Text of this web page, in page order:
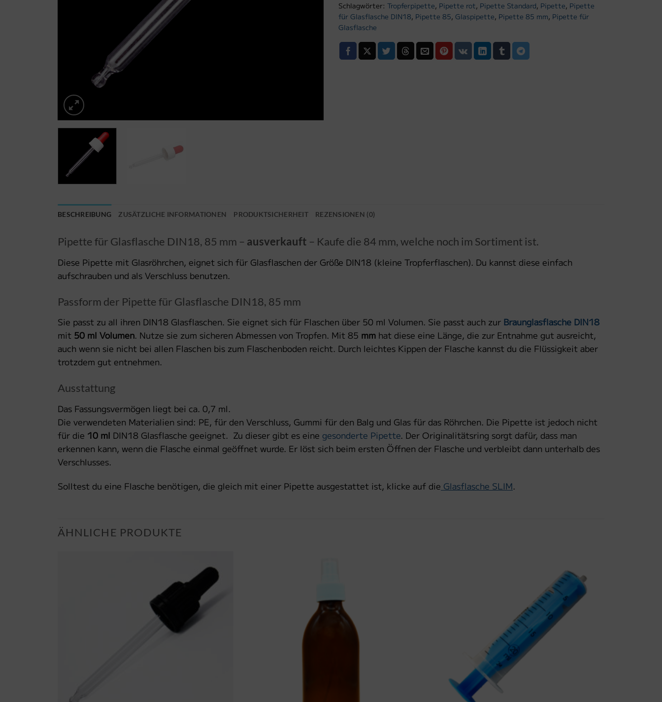
Schlagwörter: Tropferpipette, Pipette rot, Pipette Standard, Pipette, Pipette
für Glasflasche DIN18, Pipette 85, Glaspipette, Pipette 85 mm, Pipette für
Glasflasche
BESCHREIBUNG ZUSÄTZLICHE INFORMATIONEN PRODUKTSICHERHEIT REZENSIONEN (0)
Pipette für Glasflasche DIN18, 85 mm – ausverkauft – Kaufe die 84 mm, welche noch im Sortiment ist.
Diese Pipette mit Glasröhrchen, eignet sich für Glasflaschen der Größe DIN18 (kleine Tropferflaschen). Du kannst diese einfach
aufschrauben und als Verschluss benutzen.
Passform der Pipette für Glasflasche DIN18, 85 mm
Sie passt zu all ihren DIN18 Glasflaschen. Sie eignet sich für Flaschen über 50 ml Volumen. Sie passt auch zur Braunglasflasche DIN18
mit 50 ml Volumen. Nutze sie zum sicheren Abmessen von Tropfen. Mit 85 mm hat diese eine Länge, die zur Entnahme gut ausreicht,
auch wenn sie nicht bei allen Flaschen bis zum Flaschenboden reicht. Durch leichtes Kippen der Flasche kannst du die Flüssigkeit aber
trotzdem gut entnehmen.
Ausstattung
Das Fassungsvermögen liegt bei ca. 0,7 ml.
Die verwendeten Materialien sind: PE, für den Verschluss, Gummi für den Balg und Glas für das Röhrchen. Die Pipette ist jedoch nicht
für die 10 ml DIN18 Glasflasche geeignet. Zu dieser gibt es eine gesonderte Pipette. Der Originalitätsring sorgt dafür, dass man
erkennen kann, wenn die Flasche einmal geöffnet wurde. Er löst sich beim ersten Öffnen der Flasche und verbleibt dann unterhalb des
Verschlusses.
Solltest du eine Flasche benötigen, die gleich mit einer Pipette ausgestattet ist, klicke auf die Glasflasche SLIM.
ÄHNLICHE PRODUKTE